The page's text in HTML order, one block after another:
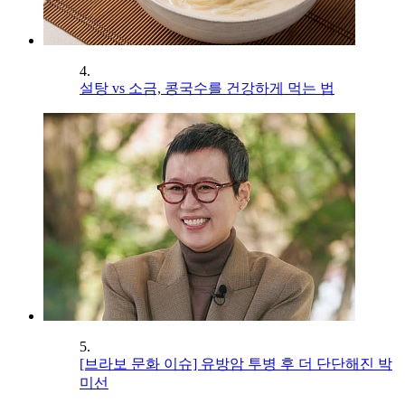
4.
설탕 vs 소금, 콩국수를 건강하게 먹는 법
5.
[브라보 문화 이슈] 유방암 투병 후 더 단단해진 박
미선